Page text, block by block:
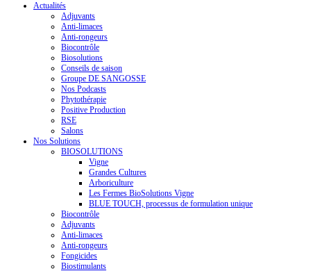
Actualités
Adjuvants
Anti-limaces
Anti-rongeurs
Biocontrôle
Biosolutions
Conseils de saison
Groupe DE SANGOSSE
Nos Podcasts
Phytothérapie
Positive Production
RSE
Salons
Nos Solutions
BIOSOLUTIONS
Vigne
Grandes Cultures
Arboriculture
Les Fermes BioSolutions Vigne
BLUE TOUCH, processus de formulation unique
Biocontrôle
Adjuvants
Anti-limaces
Anti-rongeurs
Fongicides
Biostimulants